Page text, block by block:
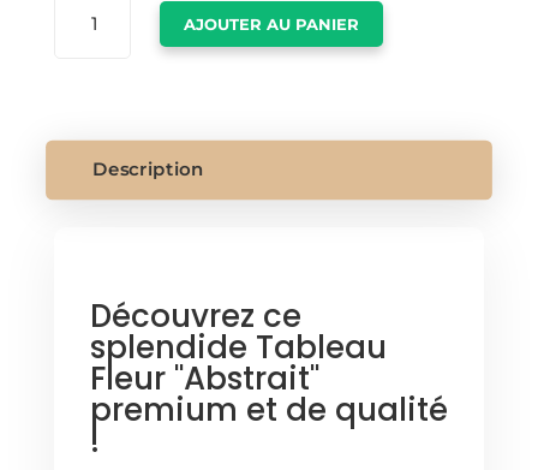
AJOUTER AU PANIER
Description
Découvrez ce
splendide Tableau
Fleur "Abstrait"
premium et de qualité
!